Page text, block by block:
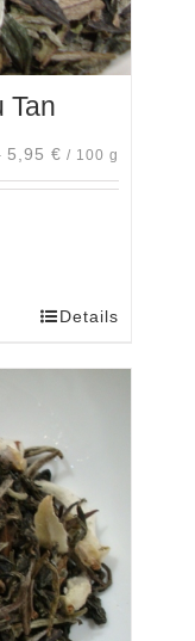
Tan
5,95 € / 100 g
Details